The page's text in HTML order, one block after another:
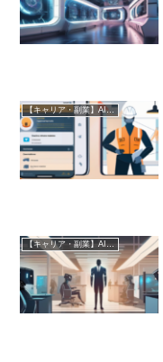
【キャリア・副業】AI時代の生存戦略
【キャリア・副業】AI時代の生存戦略